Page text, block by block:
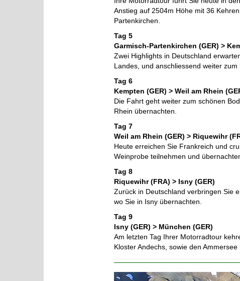
Anstieg auf 2504m Höhe mit 36
Partenkirchen.
Tag 5
Garmisch-Partenkirchen (GER) >
Zwei Highlights in Deutschland
Landes, und anschliessend weiter
Tag 6
Kempten (GER) > Weil am Rhein
Die Fahrt geht weiter zum schönen
Rhein übernachten.
Tag 7
Weil am Rhein (GER) > Riquewihr
Heute erreichen Sie Frankreich und
Weinprobe teilnehmen und
Tag 8
Riquewihr (FRA) > Isny (GER)
Zurück in Deutschland verbringen Sie
wo Sie in Isny übernachten.
Tag 9
Isny (GER) > München (GER)
Am letzten Tag Ihrer Motorradtour
Kloster Andechs, sowie den